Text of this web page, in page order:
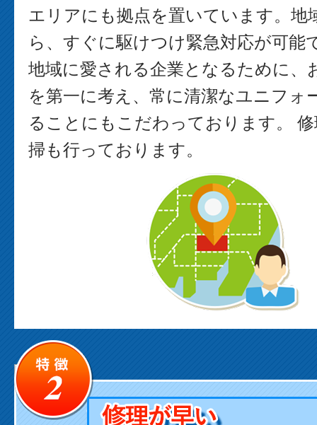
エリアにも拠点を置いています。地
ら、すぐに駆けつけ緊急対応が可能
地域に愛される企業となるために、
を第一に考え、常に清潔なユニフォ
ることにもこだわっております。
掃も行っております。